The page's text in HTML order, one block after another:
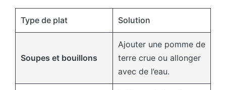
Type de plat Solution
Soupes et bouillons
Ajouter une pomme de
terre crue ou allonger
avec de l’eau.